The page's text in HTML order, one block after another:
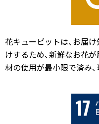
花キューピットは、お届
けするため、新鮮なお花
材の使用が最小限で済み